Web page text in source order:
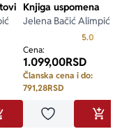
ocena je 4.9 od 5
U KORPU
Knjiga uspomena
Jelena Bačić Alimpić
5.0
Cena:
1.099,00RSD
Članska cena i do:
791,28RSD
Dodaj u